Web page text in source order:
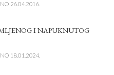
26.04.2016.
I NAPUKNUTOG
18.01.2024.